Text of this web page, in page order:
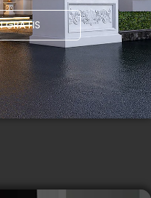
GRATIS